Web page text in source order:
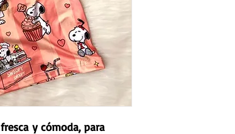
y cómoda, para